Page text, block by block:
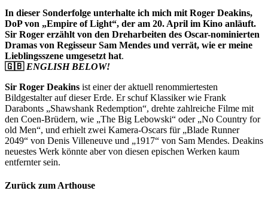
In dieser Sonderfolge unterhalte ich mich mit Roger Deakins,
DoP von „Empire of Light“, der am 20. April im Kino anläuft.
Sir Roger erzählt von den Dreharbeiten des Oscar-nominierten
Dramas von Regisseur Sam Mendes und verrät, wie er meine
Lieblingsszene umgesetzt hat.
🇬🇧 ENGLISH BELOW!
Sir Roger Deakins ist einer der aktuell renommiertesten
Bildgestalter auf dieser Erde. Er schuf Klassiker wie Frank
Darabonts „Shawshank Redemption“, drehte zahlreiche Filme mit
den Coen-Brüdern, wie „The Big Lebowski“ oder „No Country for
old Men“, und erhielt zwei Kamera-Oscars für „Blade Runner
2049“ von Denis Villeneuve und „1917“ von Sam Mendes. Deakins
neuestes Werk könnte aber von diesen epischen Werken kaum
entfernter sein.
Zurück zum Arthouse